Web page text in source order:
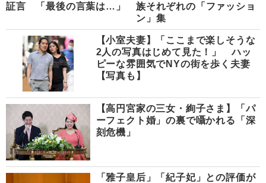
証言 「最後の言葉は…」
族それぞれの「ファッショ
ン」集
【小室夫妻】「ここまで楽しそうな
2人の写真はじめて見た！」 ハッ
ピーな雰囲気でNYの街を歩く夫妻
【写真も】
【高円宮家の三女・絢子さま】「パ
ーフェクト婚」の裏で囁かれる「深
刻危機」
「雅子皇后」「紀子妃」との評価が